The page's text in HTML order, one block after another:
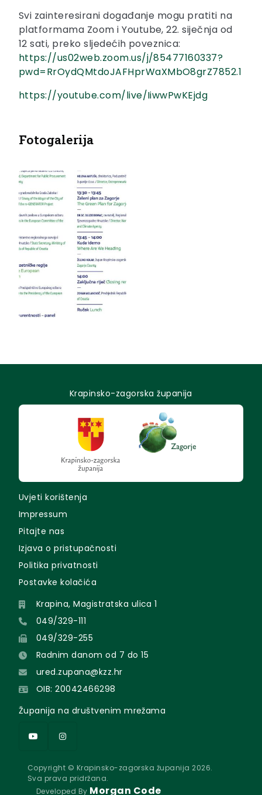
Svi zainteresirani događanje mogu pratiti na
platformama Zoom i Youtube, 22. siječnja od
12 sati, preko sljedećih poveznica:
https://us02web.zoom.us/j/85477160337?
pwd=RrOydQMtdoJAFHprWaXMbO8grZ7852.1
https://youtube.com/live/IiwwPwKEjdg
Fotogalerija
Krapinsko-zagorska županija
Uvjeti korištenja
Impressum
Pitajte nas
Izjava o pristupačnosti
Politika privatnosti
Postavke kolačića
Krapina, Magistratska ulica 1
049/329-111
049/329-255
Radnim danom od 7 do 15
ured.zupana@kzz.hr
OIB: 20042466298
Županija na društvenim mrežama
Copyright © Krapinsko-zagorska županija 2026.
Sva prava pridržana.
Developed By Morgan Code